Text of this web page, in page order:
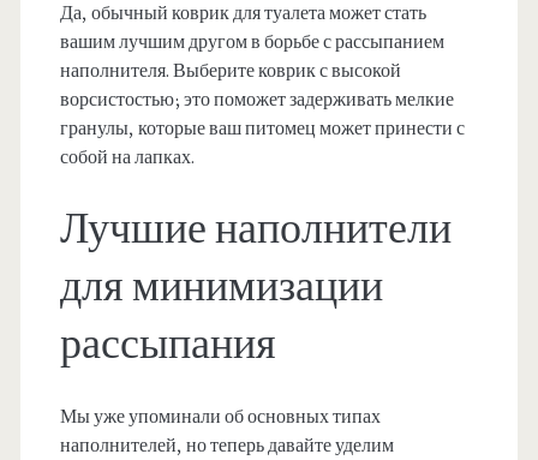
Да, обычный коврик для туалета может стать
вашим лучшим другом в борьбе с рассыпанием
наполнителя. Выберите коврик с высокой
ворсистостью; это поможет задерживать мелкие
гранулы, которые ваш питомец может принести с
собой на лапках.
Лучшие наполнители
для минимизации
рассыпания
Мы уже упоминали об основных типах
наполнителей, но теперь давайте уделим